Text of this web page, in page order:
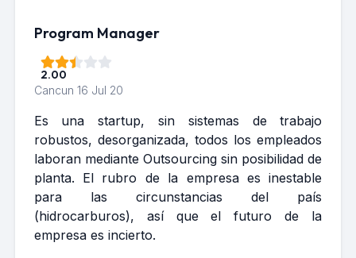
Program Manager
2.00
Cancun 16 Jul 20
Es una startup, sin sistemas de trabajo
robustos, desorganizada, todos los empleados
laboran mediante Outsourcing sin posibilidad de
planta. El rubro de la empresa es inestable
para las circunstancias del país
(hidrocarburos), así que el futuro de la
empresa es incierto.